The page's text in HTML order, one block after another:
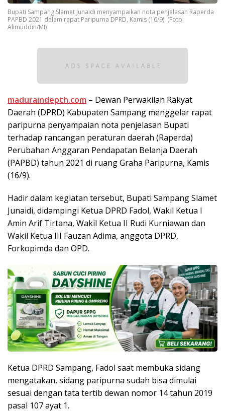
Bupati Sampang Slamet Junaidi menyampaikan nota penjelasan Raperda
PAPBD 2021 dalam rapat Paripurna DPRD, Kamis (16/9). (Foto:
Alimuddin/MI)
maduraindepth.com – Dewan Perwakilan Rakyat
Daerah (DPRD) Kabupaten Sampang menggelar rapat
paripurna penyampaian nota penjelasan Bupati
terhadap rancangan peraturan daerah (Raperda)
Perubahan Anggaran Pendapatan Belanja Daerah
(PAPBD) tahun 2021 di ruang Graha Paripurna, Kamis
(16/9).
Hadir dalam kegiatan tersebut, Bupati Sampang Slamet
Junaidi, didampingi Ketua DPRD Fadol, Wakil Ketua I
Amin Arif Tirtana, Wakil Ketua II Rudi Kurniawan dan
Wakil Ketua III Fauzan Adima, anggota DPRD,
Forkopimda dan OPD.
Ketua DPRD Sampang, Fadol saat membuka sidang
mengatakan, sidang paripurna sudah bisa dimulai
sesuai dengan tata tertib dewan nomor 14 tahun 2019
pasal 107 ayat 1.